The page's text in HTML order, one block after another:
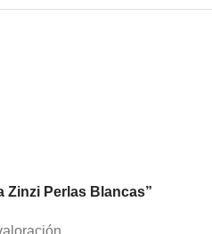
Zinzi Perlas Blancas”